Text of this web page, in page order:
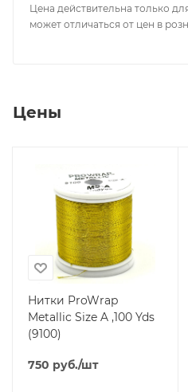
Цена действительна только
может отличаться от цен в
Цены
Нитки ProWrap
Metallic Size A ,100 Yds
(9100)
750 руб./шт